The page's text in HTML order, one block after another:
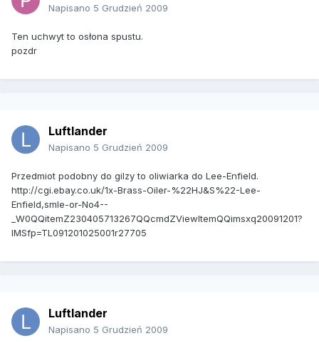
Napisano 5 Grudzień 2009
Ten uchwyt to osłona spustu.
pozdr
Luftlander
Napisano 5 Grudzień 2009
Przedmiot podobny do gilzy to oliwiarka do Lee-Enfield.
http://cgi.ebay.co.uk/1x-Brass-Oiler-%22HJ&S%22-Lee-
Enfield,smle-or-No4--
_W0QQitemZ230405713267QQcmdZViewItemQQimsxq20091201?
IMSfp=TL091201025001r27705
Luftlander
Napisano 5 Grudzień 2009